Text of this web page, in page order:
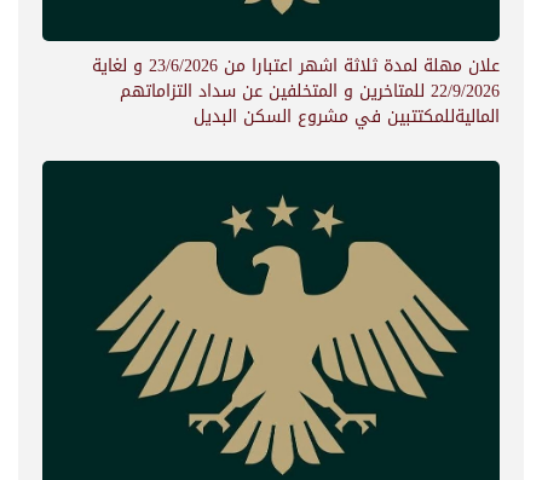
علان مهلة لمدة ثلاثة اشهر اعتبارا من 23/6/2026 و لغاية
22/9/2026 للمتاخرين و المتخلفين عن سداد التزاماتهم
الماليةللمكتتبين في مشروع السكن البديل